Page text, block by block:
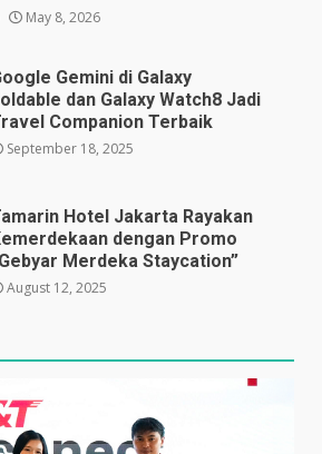
May 8, 2026
Gemini di Galaxy
dan Galaxy Watch8 Jadi
Companion Terbaik
September 18, 2025
Hotel Jakarta Rayakan
dengan Promo
Merdeka Staycation”
August 12, 2025